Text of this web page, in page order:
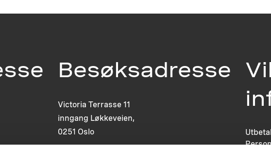
Besøksadresse
Victoria Terrasse 11
inngang Løkkeveien,
0251 Oslo